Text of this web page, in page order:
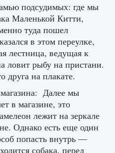
подсудимых: где мы
Маленькой Китти,
туда пошел
в этом переулке,
лестница, ведущая к
ловит рыбу на пристани.
на плакате.
Далее мы
в магазине, это
лежит на зеркале
Однако есть еще один
попасть внутрь —
собака, перед